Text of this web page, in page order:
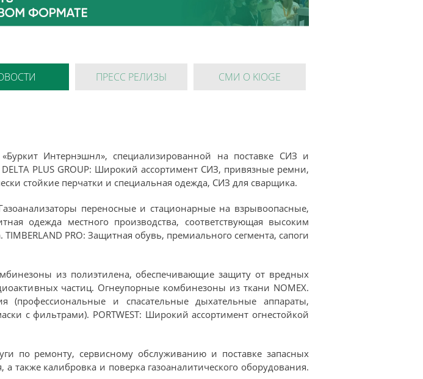
ПРЕСС РЕЛИЗЫ СМИ О KIOGE
Интернэшнл», специализированной на поставке СИЗ и
PLUS GROUP: Широкий ассортимент СИЗ, привязные ремни,
стойкие перчатки и специальная одежда, СИЗ для сварщика.
переносные и стационарные на взрывоопасные,
одежда местного производства, соответствующая высоким
PRO: Защитная обувь, премиального сегмента, сапоги
из полиэтилена, обеспечивающие защиту от вредных
частиц. Огнеупорные комбинезоны из ткани NOMEX.
(профессиональные и спасательные дыхательные аппараты,
с фильтрами). PORTWEST: Широкий ассортимент огнестойкой
по ремонту, сервисному обслуживанию и поставке запасных
также калибровка и поверка газоаналитического оборудования.